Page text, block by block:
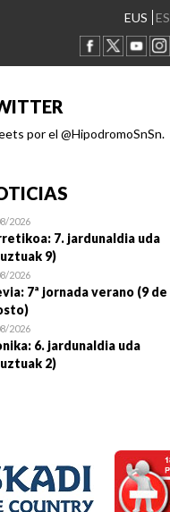
EUS ES
por el @HipodromoSnSn.
2026
7. jardunaldia uda
9)
2026
7ª jornada verano (9 de
2026
6. jardunaldia uda
2)